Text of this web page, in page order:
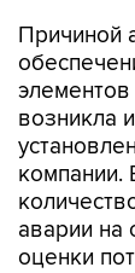
Причиной
возникла
компании.
аварии на
оценки